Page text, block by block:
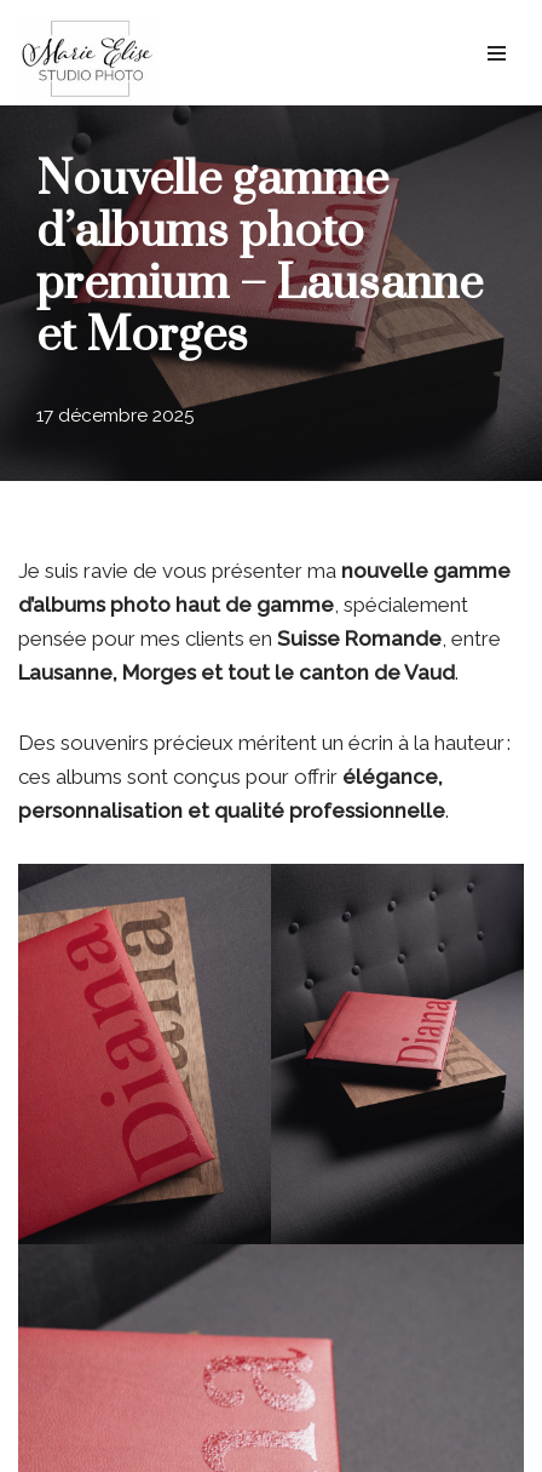
Aller
au
contenu
Nouvelle gamme
d’albums photo
premium – Lausanne
et Morges
17 décembre 2025
Je suis ravie de vous présenter ma nouvelle gamme
d’albums photo haut de gamme, spécialement
pensée pour mes clients en Suisse Romande, entre
Lausanne, Morges et tout le canton de Vaud.
Des souvenirs précieux méritent un écrin à la hauteur :
ces albums sont conçus pour offrir élégance,
personnalisation et qualité professionnelle.